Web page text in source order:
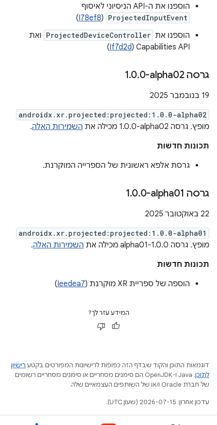
הוספנו את ה-API הניסיוני לאיסוף
ProjectedInputEvent
(
I78ef8
)
הוספנו את ProjectedDeviceController ואת
Capabilities API‏ (
If7d2d
)
גרסה ‎1 .0.0-alpha02
‫19 בנובמבר 2025
androidx.xr.projected:projected:1.0.0-alpha02
מופץ. גרסה ‎1.0.0-alpha02 מכילה את השמירות האלה.
תכונות חדשות
גרסת אלפא ראשונית של הספרייה המוקרנת.
גרסה ‎1 .0.0-alpha01
‫22 באוקטובר 2025
androidx.xr.projected:projected:1.0.0-alpha01
מופץ. גרסה 1.0.0-alpha01 מכילה את השמירות האלה.
תכונות חדשות
הוספה של ספריית XR מוקרנת (
Ieedea7
)
המידע עזר לך?
דוגמאות התוכן והקוד שבדף הזה כפופות לרישיונות המפורטים בקטע רישיון
לתוכן
.‏ Java ו-OpenJDK הם סימנים מסחריים או סימנים מסחריים רשומים
של חברת Oracle ו/או של השותפים העצמאיים שלה.
עדכון אחרון: 2026-07-15 (שעון UTC).